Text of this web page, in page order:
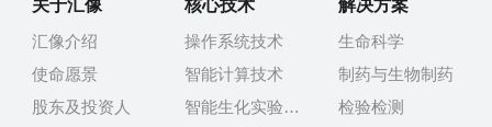
关于汇像
汇像介绍
使命愿景
股东及投资人
核心技术
操作系统技术
智能计算技术
智能生化实验技术
解决方案
生命科学
制药与生物制药
检验检测